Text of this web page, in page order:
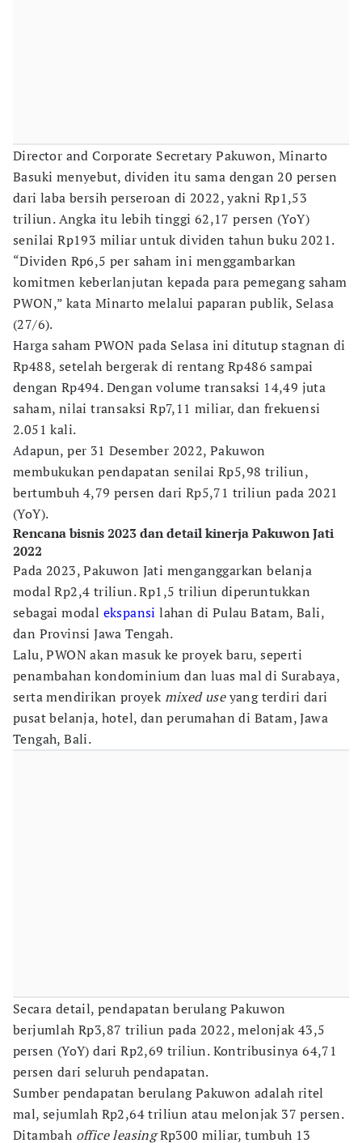
Director and Corporate Secretary Pakuwon, Minarto
Basuki menyebut, dividen itu sama dengan 20 persen
dari laba bersih perseroan di 2022, yakni Rp1,53
triliun. Angka itu lebih tinggi 62,17 persen (YoY)
senilai Rp193 miliar untuk dividen tahun buku 2021.
“Dividen Rp6,5 per saham ini menggambarkan
komitmen keberlanjutan kepada para pemegang saham
PWON,” kata Minarto melalui paparan publik, Selasa
(27/6).
Harga saham PWON pada Selasa ini ditutup stagnan di
Rp488, setelah bergerak di rentang Rp486 sampai
dengan Rp494. Dengan volume transaksi 14,49 juta
saham, nilai transaksi Rp7,11 miliar, dan frekuensi
2.051 kali.
Adapun, per 31 Desember 2022, Pakuwon
membukukan pendapatan senilai Rp5,98 triliun,
bertumbuh 4,79 persen dari Rp5,71 triliun pada 2021
(YoY).
Rencana bisnis 2023 dan detail kinerja Pakuwon Jati
2022
Pada 2023, Pakuwon Jati menganggarkan belanja
modal Rp2,4 triliun. Rp1,5 triliun diperuntukkan
sebagai modal ekspansi lahan di Pulau Batam, Bali,
dan Provinsi Jawa Tengah.
Lalu, PWON akan masuk ke proyek baru, seperti
penambahan kondominium dan luas mal di Surabaya,
serta mendirikan proyekmixed useyang terdiri dari
pusat belanja, hotel, dan perumahan di Batam, Jawa
Tengah, Bali.
Secara detail, pendapatan berulang Pakuwon
berjumlah Rp3,87 triliun pada 2022, melonjak 43,5
persen (YoY) dari Rp2,69 triliun. Kontribusinya 64,71
persen dari seluruh pendapatan.
Sumber pendapatan berulang Pakuwon adalah ritel
mal, sejumlah Rp2,64 triliun atau melonjak 37 persen.
Ditambah office leasingRp300 miliar, tumbuh 13